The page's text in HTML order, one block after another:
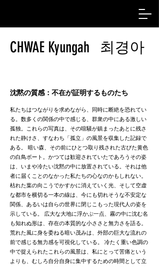
CHWAE Kyungah 최경아
沈黙の質感：不在が証明するものたち
私たちはつながりを求めながら、同時に断絶を恐れてい
る。数多くの関係の中で感じる、群衆の中にある激しい
孤独。これらの写真は、その喧騒が鎮まったあとに残さ
れた静けさ、すなわち「孤立」の風景を収集した記録で
ある。 暗い森、その前にひとつ取り残された古びた黄色
の白鳥ボート。かつては歓迎されていたであろうその姿
は、いまや冷たい沈黙の中に放置されている。それは他
者に届くことのなかった私たちの心なのかもしれない。
枯れた葉の向こうでかすかに消えていく光、そして空虚
な都市を横切る一本の線は、今にも切れそうな不安定な
関係、あるいは自らの世界に閉じこもった現代人の姿を
示している。 広大な大地に浮かぶ一点、霧の中に沈む名
も知れぬ形は、存在の本質的な小ささと無力さを語る。
荒れた風に身を委ねる暗い茂みは、外部の巨大な流れの
前で感じる無力感を可視化している。 冷たく重い色調の
中で捉えられたこれらの風景は、私にとって苦痛という
よりも、むしろ自分自身に集中するための時間として立